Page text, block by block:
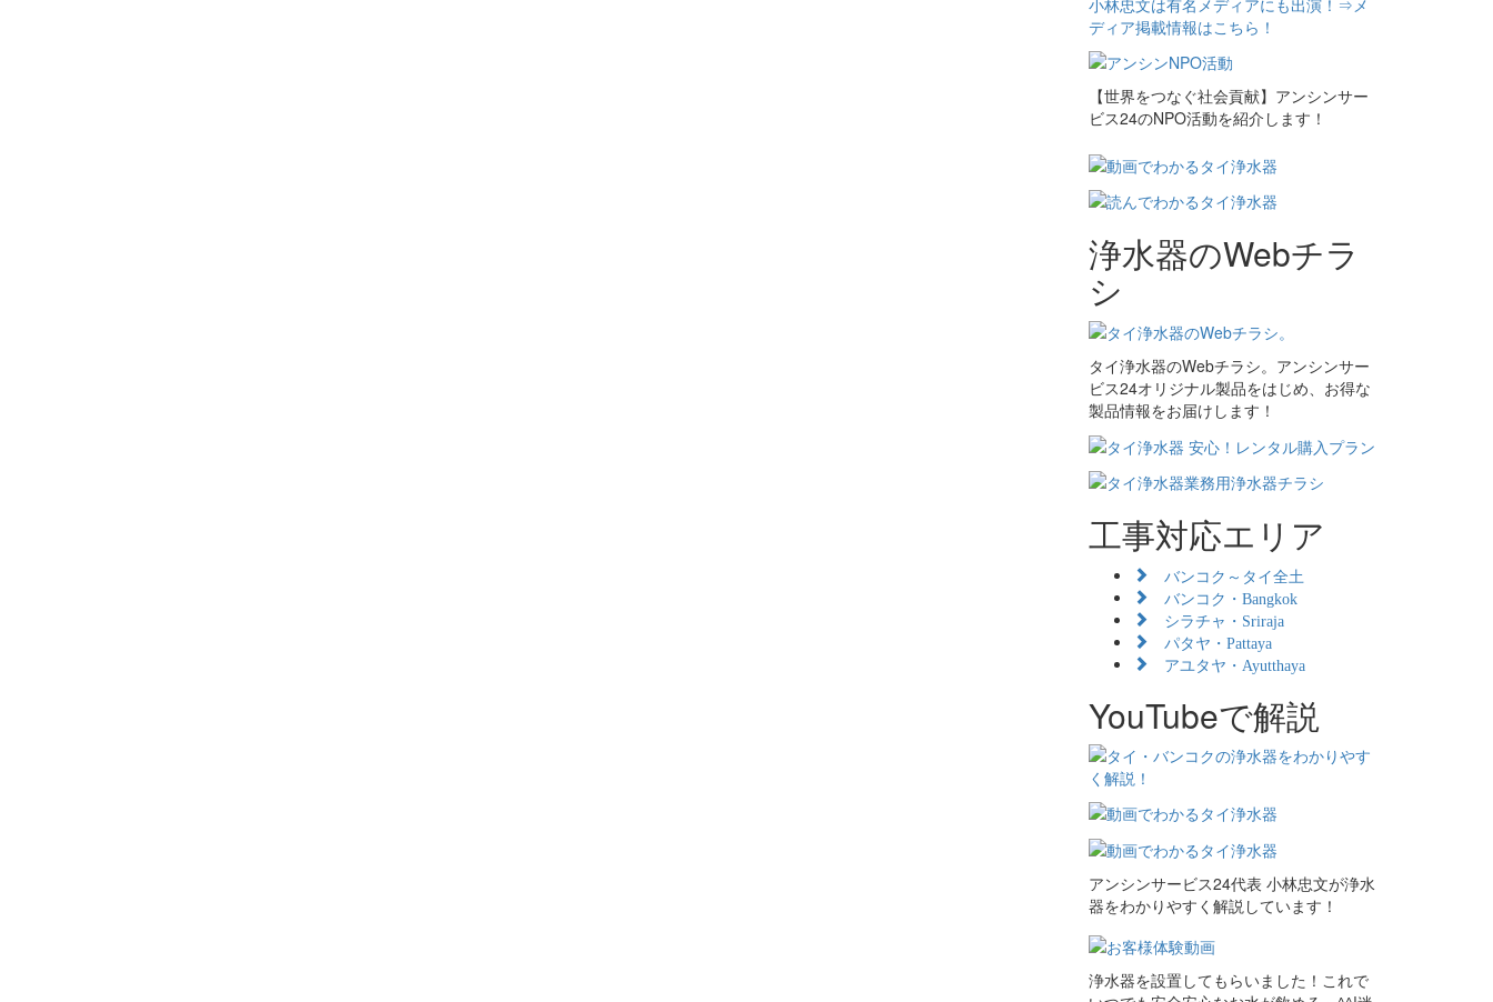
ディア掲載情報はこちら！
【世界をつなぐ社会貢献】アンシンサー
ビス24のNPO活動を紹介します！
浄水器のWebチラ
シ
タイ浄水器のWebチラシ。アンシンサー
ビス24オリジナル製品をはじめ、お得な
製品情報をお届けします！
工事対応エリア
バンコク～タイ全土
バンコク・Bangkok
シラチャ・Sriraja
パタヤ・Pattaya
アユタヤ・Ayutthaya
YouTubeで解説
アンシンサービス24代表 小林忠文が浄水
器をわかりやすく解説しています！
浄水器を設置してもらいました！これで